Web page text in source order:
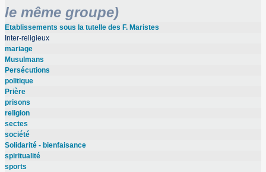
le même groupe)
Etablissements sous la tutelle des F. Maristes
Inter-religieux
mariage
Musulmans
Persécutions
politique
Prière
prisons
religion
sectes
société
Solidarité - bienfaisance
spiritualité
sports